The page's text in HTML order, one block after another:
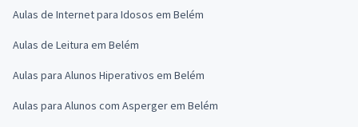
Aulas de Internet para Idosos em Belém
Aulas de Leitura em Belém
Aulas para Alunos Hiperativos em Belém
Aulas para Alunos com Asperger em Belém